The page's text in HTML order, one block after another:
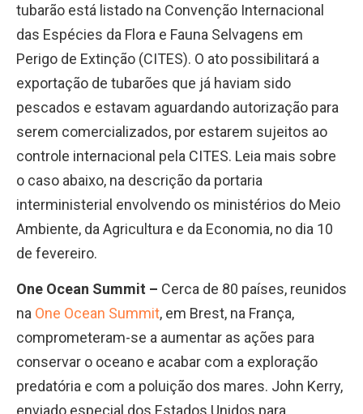
tubarão está listado na Convenção Internacional
das Espécies da Flora e Fauna Selvagens em
Perigo de Extinção (CITES). O ato possibilitará a
exportação de tubarões que já haviam sido
pescados e estavam aguardando autorização para
serem comercializados, por estarem sujeitos ao
controle internacional pela CITES. Leia mais sobre
o caso abaixo, na descrição da portaria
interministerial envolvendo os ministérios do Meio
Ambiente, da Agricultura e da Economia, no dia 10
de fevereiro.
One Ocean Summit – Cerca de 80 países, reunidos
na One Ocean Summit, em Brest, na França,
comprometeram-se a aumentar as ações para
conservar o oceano e acabar com a exploração
predatória e com a poluição dos mares. John Kerry,